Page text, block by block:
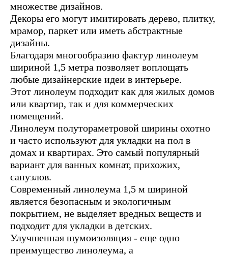
множестве дизайнов.
Декоры его могут имитировать дерево, плитку,
мрамор, паркет или иметь абстрактные
дизайны.
Благодаря многообразию фактур линолеум
шириной 1,5 метра позволяет воплощать
любые дизайнерские идеи в интерьере.
Этот линолеум подходит как для жилых домов
или квартир, так и для коммерческих
помещений.
Линолеум полутораметровой ширины охотно
и часто используют для укладки на пол в
домах и квартирах. Это самый популярный
вариант для ванных комнат, прихожих,
санузлов.
Современный линолеума 1,5 м шириной
является безопасным и экологичным
покрытием, не выделяет вредных веществ и
подходит для укладки в детских.
Улучшенная шумоизоляция - еще одно
преимущество линолеума, а